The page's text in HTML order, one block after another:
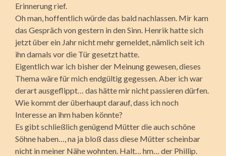
Erinnerung rief.
Oh man, hoffentlich würde das bald nachlassen. Mir kam
das Gespräch von gestern in den Sinn. Henrik hatte sich
jetzt über ein Jahr nicht mehr gemeldet, nämlich seit ich
ihn damals vor die Tür gesetzt hatte.
Eigentlich war ich bisher der Meinung gewesen, dieses
Thema wäre für mich endgültig gegessen. Aber ich war
derart ausgeflippt… das hätte mir nicht passieren dürfen.
Wie kommt der überhaupt darauf, dass ich noch
Interesse an ihm haben könnte?
Es gibt schließlich genügend Mütter die auch schöne
Söhne haben…, na ja bloß dass diese Mütter scheinbar
nicht in meiner Nähe wohnten. Halt… hm… der Phillip.